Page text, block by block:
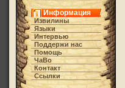
Информация
Извилины
Языки
Интервью
Поддержи нас
Помощь
ЧаВо
Контакт
Ссылки